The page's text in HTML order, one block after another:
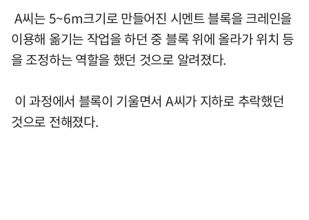
A씨는 5~6m크기로 만들어진 시멘트 블록을 크레인을
이용해 옮기는 작업을 하던 중 블록 위에 올라가 위치 등
을 조정하는 역할을 했던 것으로 알려졌다.
이 과정에서 블록이 기울면서 A씨가 지하로 추락했던
것으로 전해졌다.